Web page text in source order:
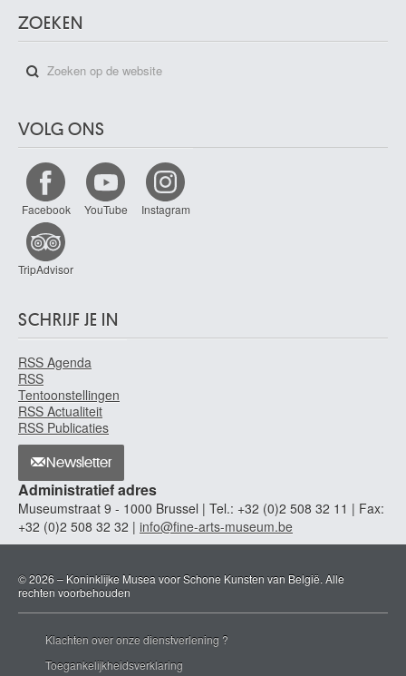
ZOEKEN
VOLG ONS
Facebook YouTube Instagram
TripAdvisor
SCHRIJF JE IN
RSS Agenda
RSS
Tentoonstellingen
RSS Actualiteit
RSS Publicaties
Newsletter
Administratief adres
Museumstraat 9 - 1000 Brussel | Tel.: +32 (0)2 508 32 11 | Fax:
+32 (0)2 508 32 32 | info@fine-arts-museum.be
© 2026 – Koninklijke Musea voor Schone Kunsten van België. Alle
rechten voorbehouden
Klachten over onze dienstverlening ?
Toegankelijkheidsverklaring